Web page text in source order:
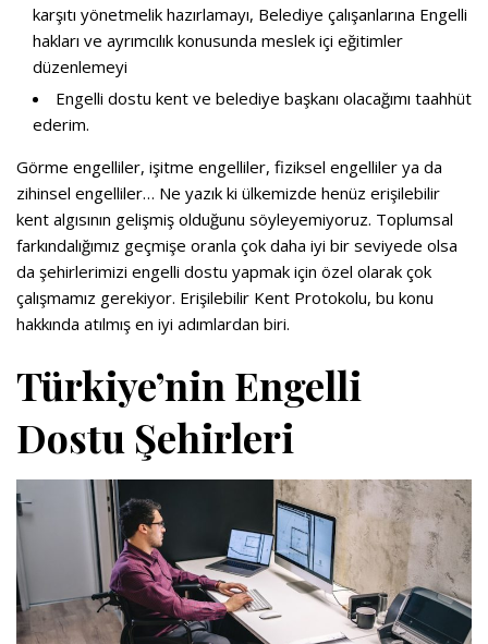
karşıtı yönetmelik hazırlamayı, Belediye çalışanlarına Engelli
hakları ve ayrımcılık konusunda meslek içi eğitimler
düzenlemeyi
Engelli dostu kent ve belediye başkanı olacağımı taahhüt
ederim.
Görme engelliler, işitme engelliler, fiziksel engelliler ya da
zihinsel engelliler… Ne yazık ki ülkemizde henüz erişilebilir
kent algısının gelişmiş olduğunu söyleyemiyoruz. Toplumsal
farkındalığımız geçmişe oranla çok daha iyi bir seviyede olsa
da şehirlerimizi engelli dostu yapmak için özel olarak çok
çalışmamız gerekiyor. Erişilebilir Kent Protokolu, bu konu
hakkında atılmış en iyi adımlardan biri.
Türkiye’nin Engelli
Dostu Şehirleri